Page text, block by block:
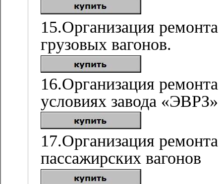
15.Организация ремонта
грузовых вагонов.
16.Организация
условиях завода «ЭВРЗ»
17.Организация
пассажирских вагонов